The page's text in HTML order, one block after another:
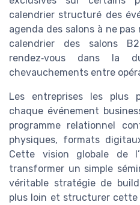
calendrier structuré des
agenda des salons à ne
calendrier des salons
rendez‑vous dans
chevauchements entre
Les entreprises les plus
chaque événement
programme relationnel
physiques, formats
Cette vision globale de
transformer un simple
véritable stratégie de
plus loin et structurer cette